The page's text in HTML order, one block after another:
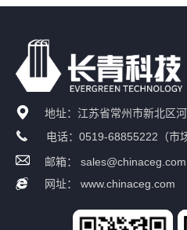
地址：江苏省常州市新北区
电话： 0519-68855222 （市
邮箱：sales@chinaceg.com
网址：www.chinaceg.com